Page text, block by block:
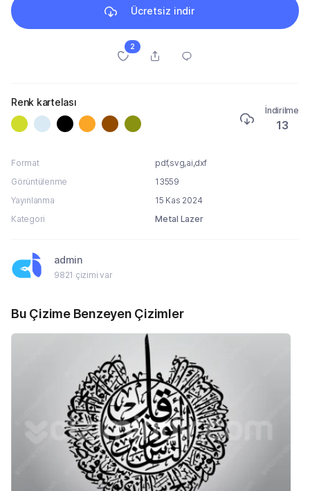
Ücretsiz indir
2
Renk kartelası
İndirilme
13
Format
pdf,svg,ai,dxf
Görüntülenme
13559
Yayınlanma
15 Kas 2024
Kategori
Metal Lazer
admin
9821 çizimi var
Bu Çizime Benzeyen Çizimler